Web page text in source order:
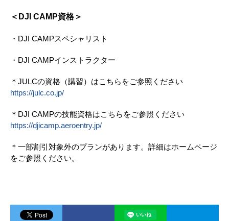
＜DJI CAMP資格＞
・DJI CAMPスペシャリスト
・DJI CAMPインストラクター
＊JULCの資格（講習）はこちらをご参照ください
https://julc.co.jp/
＊DJI CAMPの技能資格はこちらをご参照ください
https://djicamp.aeroentry.jp/
＊一部割引対象外のプランがあります。詳細はホームページ
をご参照ください。